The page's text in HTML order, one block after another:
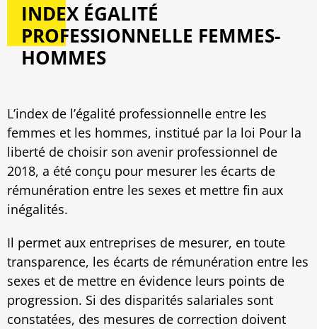
INDEX ÉGALITÉ
PROFESSIONNELLE FEMMES-
HOMMES
L’index de l’égalité professionnelle entre les
femmes et les hommes, institué par la loi Pour la
liberté de choisir son avenir professionnel de
2018, a été conçu pour mesurer les écarts de
rémunération entre les sexes et mettre fin aux
inégalités.
Il permet aux entreprises de mesurer, en toute
transparence, les écarts de rémunération entre les
sexes et de mettre en évidence leurs points de
progression. Si des disparités salariales sont
constatées, des mesures de correction doivent